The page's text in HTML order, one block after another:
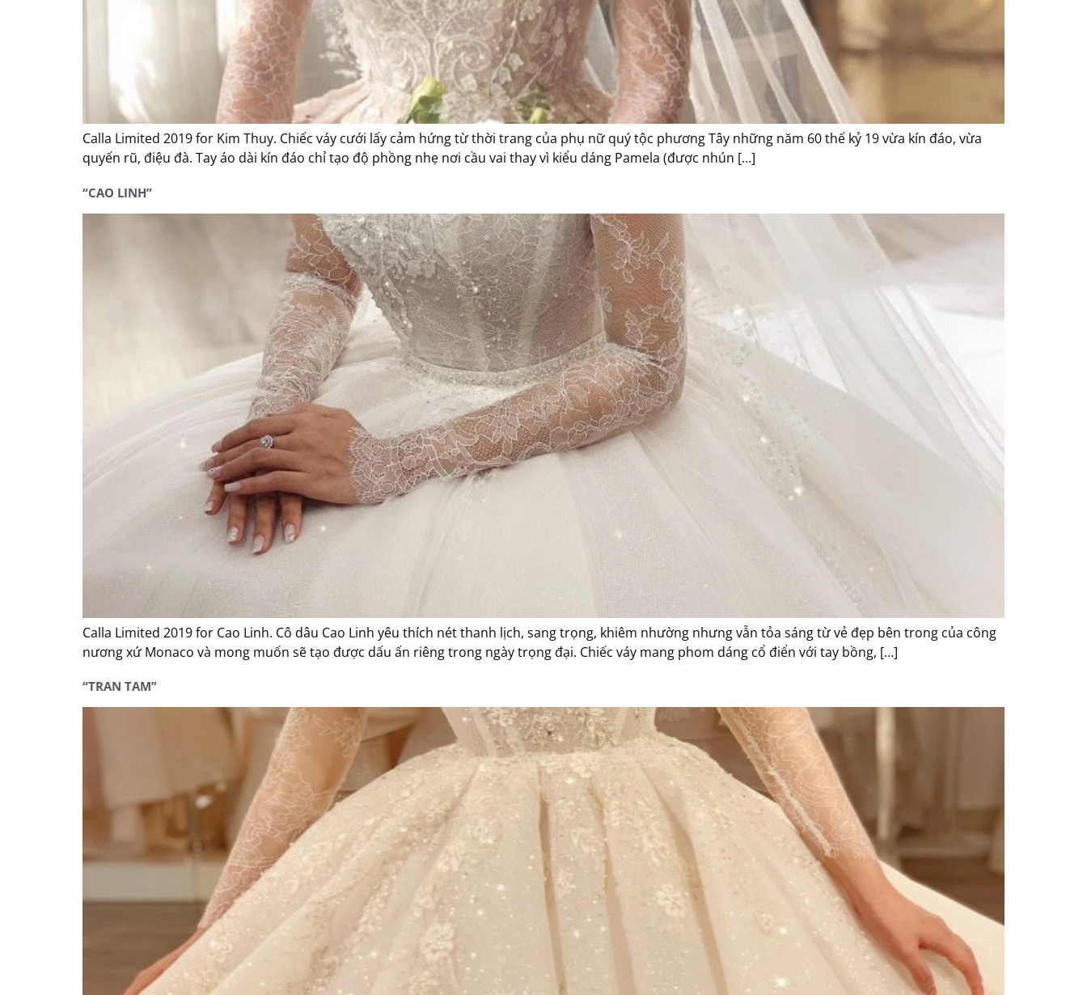
Calla Limited 2019 for Kim Thuy. Chiếc váy cưới lấy cảm hứng từ thời trang của phụ nữ quý tộc phương Tây những năm 60 thế kỷ 19 vừa kín đáo, vừa
quyến rũ, điệu đà. Tay áo dài kín đáo chỉ tạo độ phồng nhẹ nơi cầu vai thay vì kiểu dáng Pamela (được nhún […]
“CAO LINH”
Calla Limited 2019 for Cao Linh. Cô dâu Cao Linh yêu thích nét thanh lịch, sang trọng, khiêm nhường nhưng vẫn tỏa sáng từ vẻ đẹp bên trong của công
nương xứ Monaco và mong muốn sẽ tạo được dấu ấn riêng trong ngày trọng đại. Chiếc váy mang phom dáng cổ điển với tay bồng, […]
“TRAN TAM”